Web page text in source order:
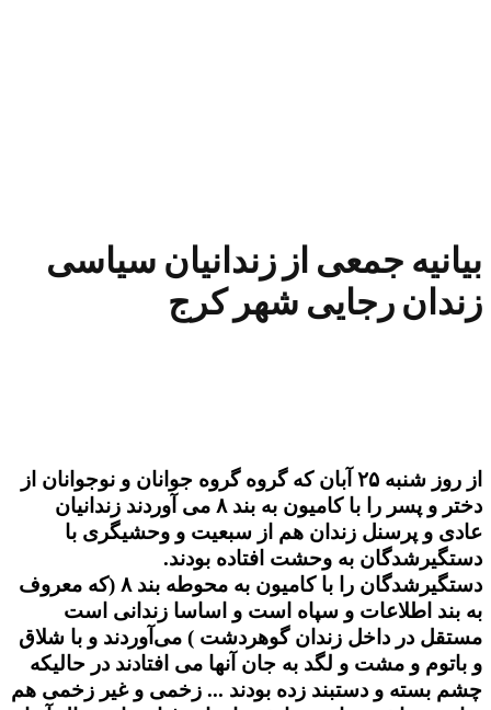
بيانيه جمعی از زندانیان سیاسی
زندان رجایی شهر کرج
از روز شنبه ۲۵ آبان که گروه گروه جوانان و نوجوانان از
دختر و پسر را با کامیون به بند ۸ می آوردند زندانیان
عادی و پرسنل زندان هم از سبعیت و وحشیگری با
دستگیرشدگان به وحشت افتاده بودند.
دستگیرشدگان را با کامیون به محوطه بند ۸ (که معروف
به بند اطلاعات و سپاه است و اساسا زندانی است
مستقل در داخل زندان گوهردشت ) می‌آوردند و با شلاق
و باتوم و مشت و لگد به جان آنها می افتادند در حالیکه
چشم بسته و دستبند زده بودند ..‌. زخمی و غیر زخمی هم